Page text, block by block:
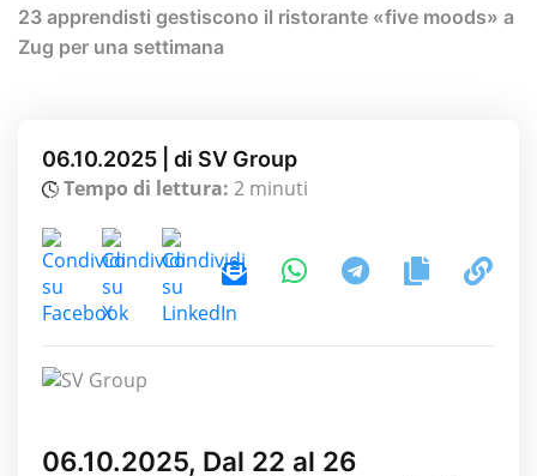
23 apprendisti gestiscono il ristorante «five moods» a
Zug per una settimana
06.10.2025 | di SV Group
Tempo di lettura: 2 minuti
06.10.2025, Dal 22 al 26